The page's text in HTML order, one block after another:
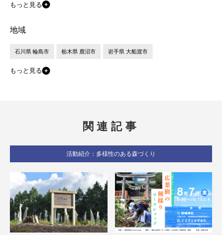
もっと見る
地域
石川県 輪島市 栃木県 鹿沼市 岩手県 大船渡市
もっと見る
関連記事
活動紹介：多様性のある森づくり